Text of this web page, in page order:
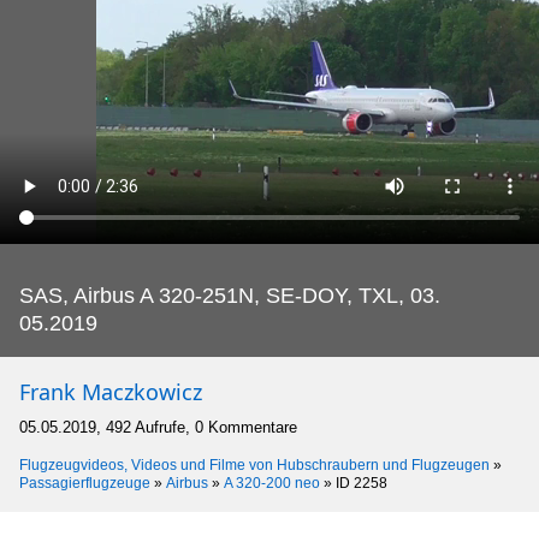
SAS, Airbus A 320-251N, SE-DOY, TXL, 03.
05.2019
Frank Maczkowicz
05.05.2019, 492 Aufrufe, 0 Kommentare
Flugzeugvideos, Videos und Filme von Hubschraubern und Flugzeugen »
Passagierflugzeuge » Airbus » A 320-200 neo » ID 2258